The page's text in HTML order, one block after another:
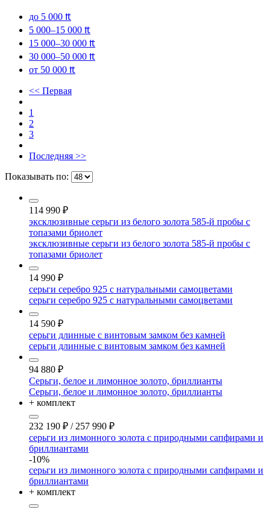
до 5 000 ₶
5 000–15 000 ₶
15 000–30 000 ₶
30 000–50 000 ₶
от 50 000 ₶
<< Первая
1
2
3
Последняя >>
Показывать по:
114 990 ₽
эксклюзивные серьги из белого золота 585-й пробы с
топазами бриолет
эксклюзивные серьги из белого золота 585-й пробы с
топазами бриолет
14 990 ₽
серьги серебро 925 с натуральными самоцветами
серьги серебро 925 с натуральными самоцветами
14 590 ₽
серьги длинные с винтовым замком без камней
серьги длинные с винтовым замком без камней
94 880 ₽
Серьги, белое и лимонное золото, бриллианты
Серьги, белое и лимонное золото, бриллианты
+ комплект
232 190 ₽ / 257 990 ₽
серьги из лимонного золота с природными сапфирами и
бриллиантами
-10%
серьги из лимонного золота с природными сапфирами и
бриллиантами
+ комплект